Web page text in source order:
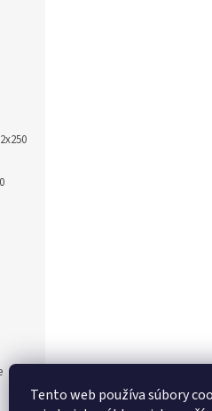
Tento web používa súbory